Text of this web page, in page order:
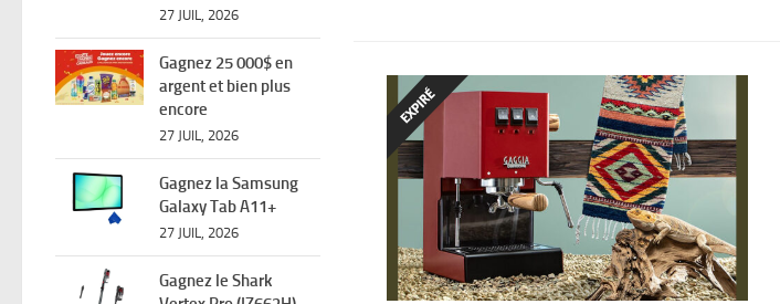
27 JUIL, 2026
Gagnez 25 000$ en
argent et bien plus
encore
27 JUIL, 2026
Gagnez la Samsung
Galaxy Tab A11+
27 JUIL, 2026
Gagnez le Shark